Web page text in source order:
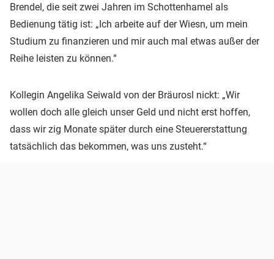
Brendel, die seit zwei Jahren im Schottenhamel als
Bedienung tätig ist: „Ich arbeite auf der Wiesn, um mein
Studium zu finanzieren und mir auch mal etwas außer der
Reihe leisten zu können.“
Kollegin Angelika Seiwald von der Bräurosl nickt: „Wir
wollen doch alle gleich unser Geld und nicht erst hoffen,
dass wir zig Monate später durch eine Steuererstattung
tatsächlich das bekommen, was uns zusteht.“